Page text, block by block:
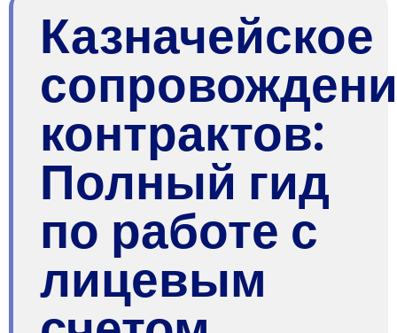
Казначейское
контрактов:
Полный гид
по работе с
лицевым